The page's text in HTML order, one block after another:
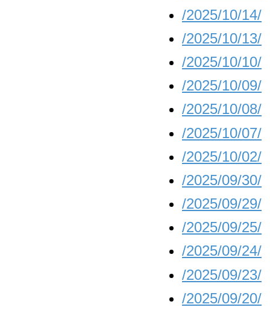
/2025/10/14/
/2025/10/13/
/2025/10/10/
/2025/10/09/
/2025/10/08/
/2025/10/07/
/2025/10/02/
/2025/09/30/
/2025/09/29/
/2025/09/25/
/2025/09/24/
/2025/09/23/
/2025/09/20/